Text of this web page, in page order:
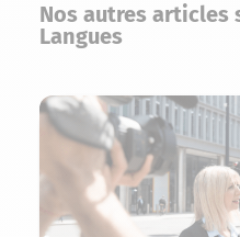
Nos autres articles
Langues